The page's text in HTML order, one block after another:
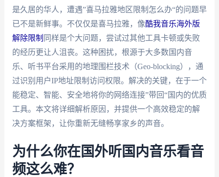
是久居的华人，遭遇”喜马拉雅地区限制怎么办“的问题早
已不是新鲜事。不仅仅是喜马拉雅，像酷我音乐海外版
解除限制 同样是个大问题，尝试过其他工具卡顿或失败
的经历更让人沮丧。这种困扰，根源于大多数国内音
乐、听书平台采用的地理围栏技术（Geo-blocking），通
过识别用户IP地址限制访问权限。解决的关键，在于一个
能稳定、智能、安全地将你的网络连接”带回“国内的优质
工具。本文将详细解析原因，并提供一个高效稳定的解
决方案框架，让你重新无缝畅享家乡的声音。
为什么你在国外听国内音乐看音
频这么难？